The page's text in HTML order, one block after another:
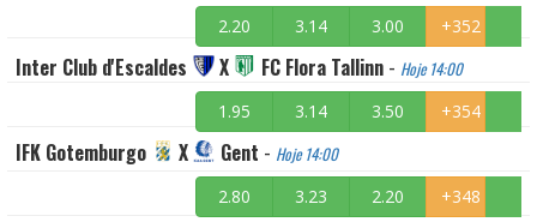
2.20 3.14 3.00 +352
Inter Club d'Escaldes X FC Flora Tallinn - Hoje 14:00
1.95 3.14 3.50 +354
IFK Gotemburgo X Gent - Hoje 14:00
2.80 3.23 2.20 +348